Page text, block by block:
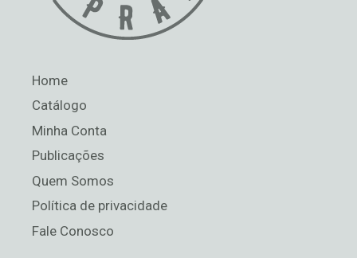
Home
Catálogo
Minha Conta
Publicações
Quem Somos
Política de privacidade
Fale Conosco